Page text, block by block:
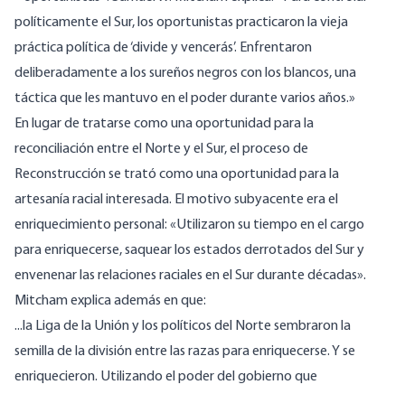
políticamente el Sur, los oportunistas practicaron la vieja
práctica política de ‘divide y vencerás’. Enfrentaron
deliberadamente a los sureños negros con los blancos, una
táctica que les mantuvo en el poder durante varios años.»
En lugar de tratarse como una oportunidad para la
reconciliación entre el Norte y el Sur, el proceso de
Reconstrucción se trató como una oportunidad para la
artesanía racial interesada. El motivo subyacente era el
enriquecimiento personal: «Utilizaron su tiempo en el cargo
para enriquecerse, saquear los estados derrotados del Sur y
envenenar las relaciones raciales en el Sur durante décadas».
Mitchamexplica además enque:
...la Liga de la Unión y los políticos del Norte sembraron la
semilla de la división entre las razas para enriquecerse. Y se
enriquecieron. Utilizando el poder del gobierno que